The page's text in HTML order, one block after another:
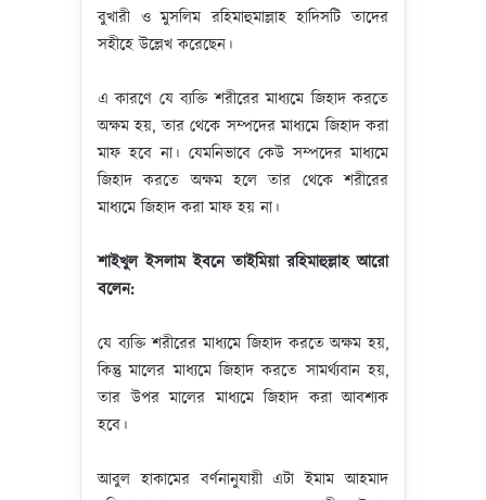
বুখারী ও মুসলিম রহিমাহুমাল্লাহ হাদিসটি তাদের
সহীহে উল্লেখ করেছেন।
এ কারণে যে ব্যক্তি শরীরের মাধ্যমে জিহাদ করতে
অক্ষম হয়, তার থেকে সম্পদের মাধ্যমে জিহাদ করা
মাফ হবে না। যেমনিভাবে কেউ সম্পদের মাধ্যমে
জিহাদ করতে অক্ষম হলে তার থেকে শরীরের
মাধ্যমে জিহাদ করা মাফ হয় না।
শাইখুল ইসলাম ‍ইবনে তাইমিয়া রহিমাহুল্লাহ আরো
বলেন:
যে ব্যক্তি শরীরের মাধ্যমে জিহাদ করতে অক্ষম হয়,
কিন্তু মালের মাধ্যমে জিহাদ করতে সামর্থ্যবান হয়,
তার উপর মালের মাধ্যমে জিহাদ করা আবশ্যক
হবে।
আবুল হাকামের বর্ণনানুযায়ী এটা ইমাম আহমাদ